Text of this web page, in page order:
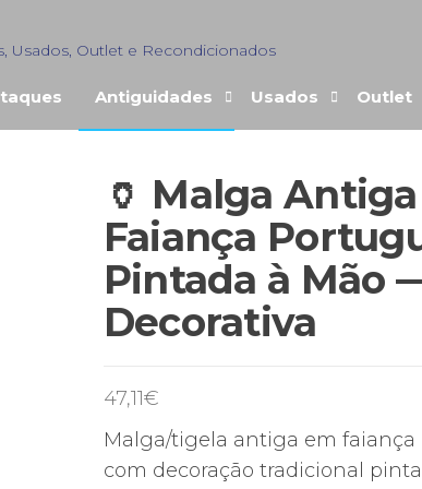
Usados, Outlet e Recondicionados
Antiguidades Usados Outlet
🏺 Malga
Faiança
Pintada à Mão
Decorativa
47,11€
Malga/tigela antiga em faiança
com decoração tradicional